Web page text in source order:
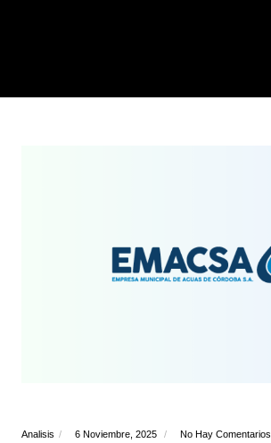
Analisis 6 Noviembre, 2025 No Hay Comentarios